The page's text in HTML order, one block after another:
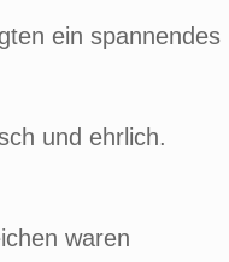
ein spannendes
und ehrlich.
waren